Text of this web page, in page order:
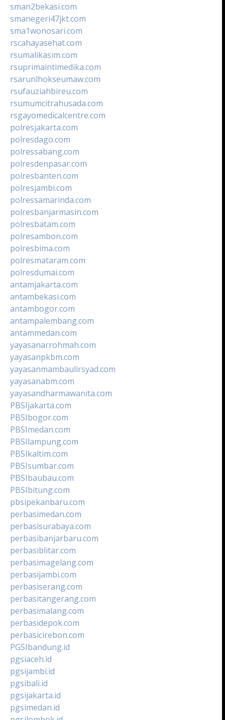
sman2bekasi.com
smanegeri47jkt.com
sma1wonosari.com
rscahayasehat.com
rsumalikasim.com
rsuprimaintimedika.com
rsarunlhokseumaw.com
rsufauziahbireu.com
rsumumcitrahusada.com
rsgayomedicalcentre.com
polresjakarta.com
polresdago.com
polressabang.com
polresdenpasar.com
polresbanten.com
polresjambi.com
polressamarinda.com
polresbanjarmasin.com
polresbatam.com
polresambon.com
polresbima.com
polresmataram.com
polresdumai.com
antamjakarta.com
antambekasi.com
antambogor.com
antampalembang.com
antammedan.com
yayasanarrohmah.com
yayasanpkbm.com
yayasanmambaulirsyad.com
yayasanabm.com
yayasandharmawanita.com
PBSIjakarta.com
PBSIbogor.com
PBSImedan.com
PBSIlampung.com
PBSIkaltim.com
PBSIsumbar.com
PBSIbaubau.com
PBSIbitung.com
pbsipekanbaru.com
perbasimedan.com
perbasisurabaya.com
perbasibanjarbaru.com
perbasiblitar.com
perbasimagelang.com
perbasijambi.com
perbasiserang.com
perbasitangerang.com
perbasimalang.com
perbasidepok.com
perbasicirebon.com
PGSIbandung.id
pgsiaceh.id
pgsijambi.id
pgsibali.id
pgsijakarta.id
pgsimedan.id